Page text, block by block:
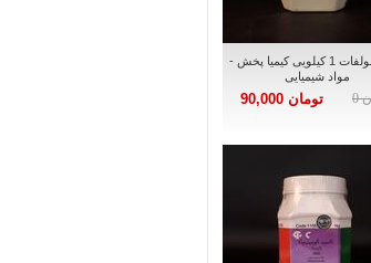
نیکل سولفات 1 کیلویی کیمیا پخش -
مواد شیمیایی
0 تومان 90,000